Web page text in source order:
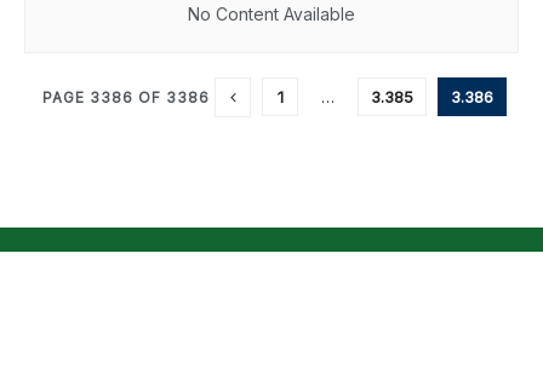
No Content Available
PAGE 3386 OF 3386 1 … 3.385 3.386